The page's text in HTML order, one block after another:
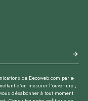
de Decoweb.com par e-
d’en mesurer l’ouverture ;
désabonner à tout moment